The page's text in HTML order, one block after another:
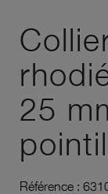
25
Référence :